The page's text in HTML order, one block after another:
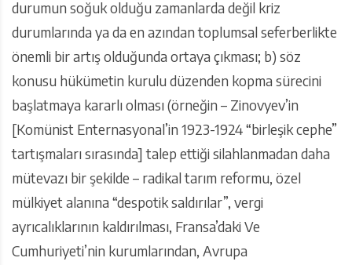
durumun soğuk olduğu zamanlarda değil kriz
durumlarında ya da en azından toplumsal seferberlikte
önemli bir artış olduğunda ortaya çıkması; b) söz
konusu hükümetin kurulu düzenden kopma sürecini
başlatmaya kararlı olması (örneğin – Zinovyev’in
[Komünist Enternasyonal’in 1923-1924 “birleşik cephe”
tartışmaları sırasında] talep ettiği silahlanmadan daha
mütevazı bir şekilde – radikal tarım reformu, özel
mülkiyet alanına “despotik saldırılar”, vergi
ayrıcalıklarının kaldırılması, Fransa’daki Ve
Cumhuriyeti’nin kurumlarından, Avrupa